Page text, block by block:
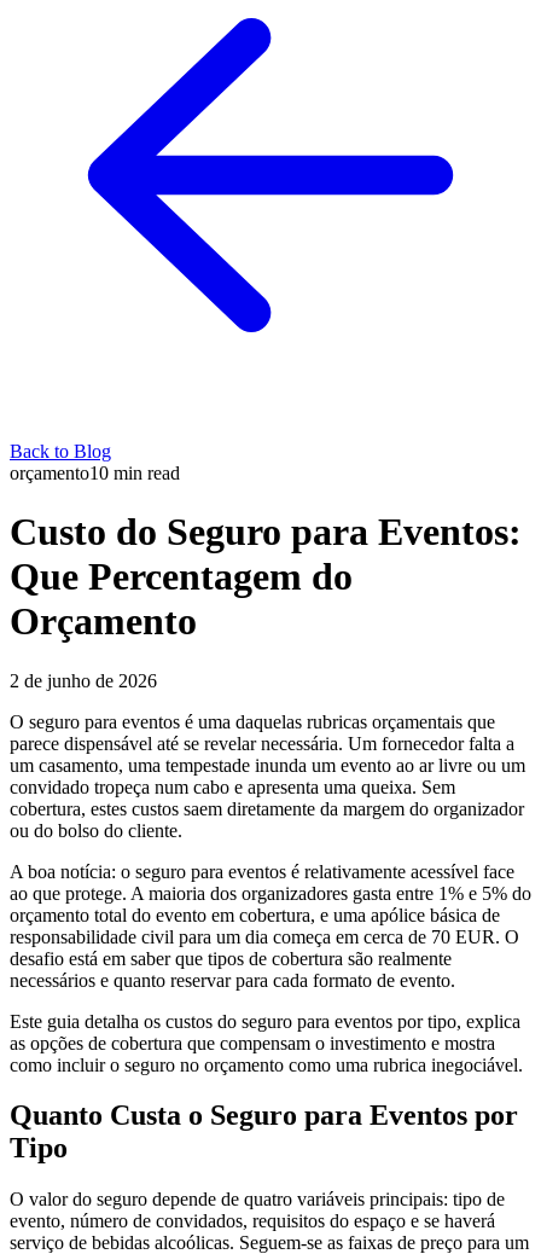
Back to Blog
orçamento10 min read
Custo do Seguro para Eventos:
Que Percentagem do
Orçamento
2 de junho de 2026
O seguro para eventos é uma daquelas rubricas orçamentais que
parece dispensável até se revelar necessária. Um fornecedor falta a
um casamento, uma tempestade inunda um evento ao ar livre ou um
convidado tropeça num cabo e apresenta uma queixa. Sem
cobertura, estes custos saem diretamente da margem do organizador
ou do bolso do cliente.
A boa notícia: o seguro para eventos é relativamente acessível face
ao que protege. A maioria dos organizadores gasta entre 1% e 5% do
orçamento total do evento em cobertura, e uma apólice básica de
responsabilidade civil para um dia começa em cerca de 70 EUR. O
desafio está em saber que tipos de cobertura são realmente
necessários e quanto reservar para cada formato de evento.
Este guia detalha os custos do seguro para eventos por tipo, explica
as opções de cobertura que compensam o investimento e mostra
como incluir o seguro no orçamento como uma rubrica inegociável.
Quanto Custa o Seguro para Eventos por
Tipo
O valor do seguro depende de quatro variáveis principais: tipo de
evento, número de convidados, requisitos do espaço e se haverá
serviço de bebidas alcoólicas. Seguem-se as faixas de preço para um